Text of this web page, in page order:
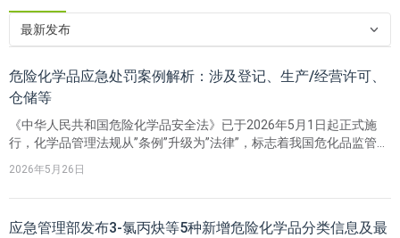
最新发布
危险化学品应急处罚案例解析：涉及登记、生产/经营许可、
仓储等
《中华人民共和国危险化学品安全法》已于2026年5月1日起正式施
行，化学品管理法规从”条例”升级为”法律”，标志着我国危化品监管正
式迈入全覆盖 、严监管 的新阶段。为帮助企业主动识别风险、提升合
规能力，瑞欧科技系统梳理了危化品合规中的高频违规类型及典型处
罚案例，供参考借鉴。
2026年5月26日
应急管理部发布3-氯丙炔等5种新增危险化学品分类信息及最